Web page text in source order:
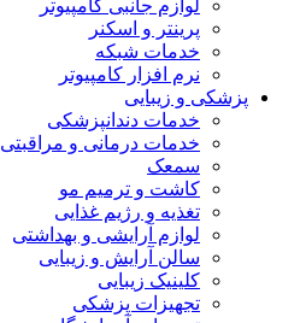
لوازم جانبی کامپیوتر
پرینتر و اسکنر
خدمات شبکه
نرم افزار کامپیوتر
پزشکی و زیبایی
خدمات دندانپزشکی
خدمات درمانی و مراقبتی
سمعک
کاشت و ترمیم مو
تغذیه و رژیم غذایی
لوازم آرایشی و بهداشتی
سالن آرایش و زیبایی
کلینیک زیبایی
تجهیزات پزشکی